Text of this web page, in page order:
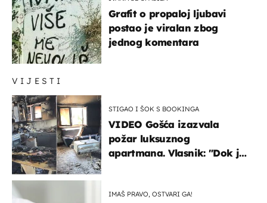
VIJESTI
STIGAO I ŠOK S BOOKINGA
VIDEO Gošća izazvala
požar luksuznog
apartmana. Vlasnik: "Dok je
IMAŠ PRAVO, OSTVARI GA!
Grafit o propaloj ljubavi
postao je viralan zbog
jednog komentara